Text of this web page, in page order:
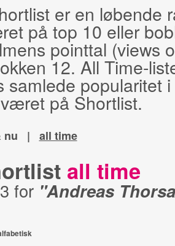
er en løbende
på top 10 eller
pointtal (views
12. All Time-
samlede popularitet
på Shortlist.
nu | all time
all time
for "Andreas